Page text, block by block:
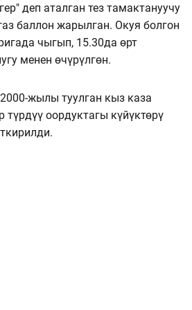
деп аталган тез тамактануучу
баллон жарылган. Окуя болгон
чыгып, 15.30да өрт
менен өчүрүлгөн.
жылы туулган кыз каза
оордуктагы күйүктөрү